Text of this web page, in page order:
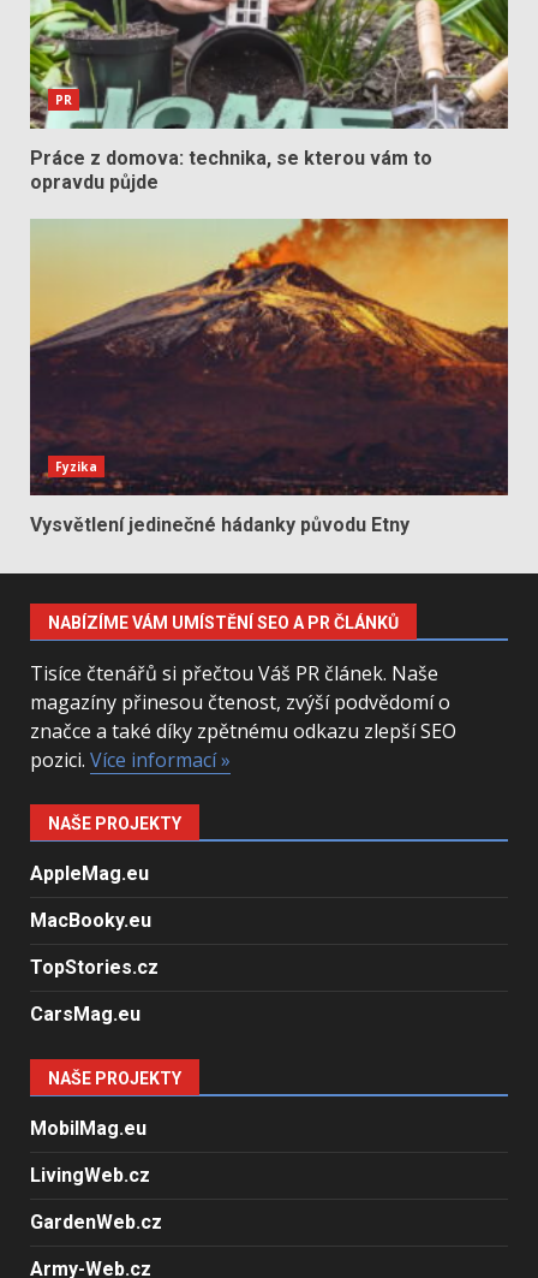
PR
Práce z domova: technika, se kterou vám to
opravdu půjde
Fyzika
Vysvětlení jedinečné hádanky původu Etny
NABÍZÍME VÁM UMÍSTĚNÍ SEO A PR ČLÁNKŮ
Tisíce čtenářů si přečtou Váš PR článek. Naše
magazíny přinesou čtenost, zvýší podvědomí o
značce a také díky zpětnému odkazu zlepší SEO
pozici. Více informací »
NAŠE PROJEKTY
AppleMag.eu
MacBooky.eu
TopStories.cz
CarsMag.eu
NAŠE PROJEKTY
MobilMag.eu
LivingWeb.cz
GardenWeb.cz
Army-Web.cz